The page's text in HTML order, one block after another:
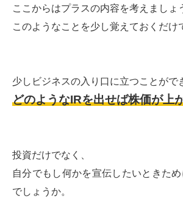
ここからはプラスの内容を考えましょ
このようなことを少し覚えておくだけ
少しビジネスの入り口に立つことがで
どのようなIRを出せば株価が上
投資だけでなく、
自分でもし何かを宣伝したいときた
でしょうか。